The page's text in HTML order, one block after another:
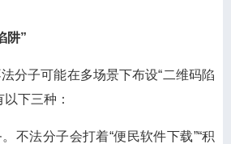
阱”
分子可能在多场景下布设“二维码陷
下三种：
不法分子会打着“便民软件下载”“积